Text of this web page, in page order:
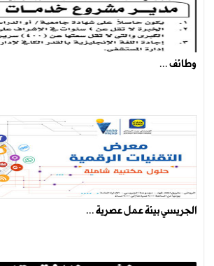
وطائف ...
الجريسي بيئة عمل عصرية ...